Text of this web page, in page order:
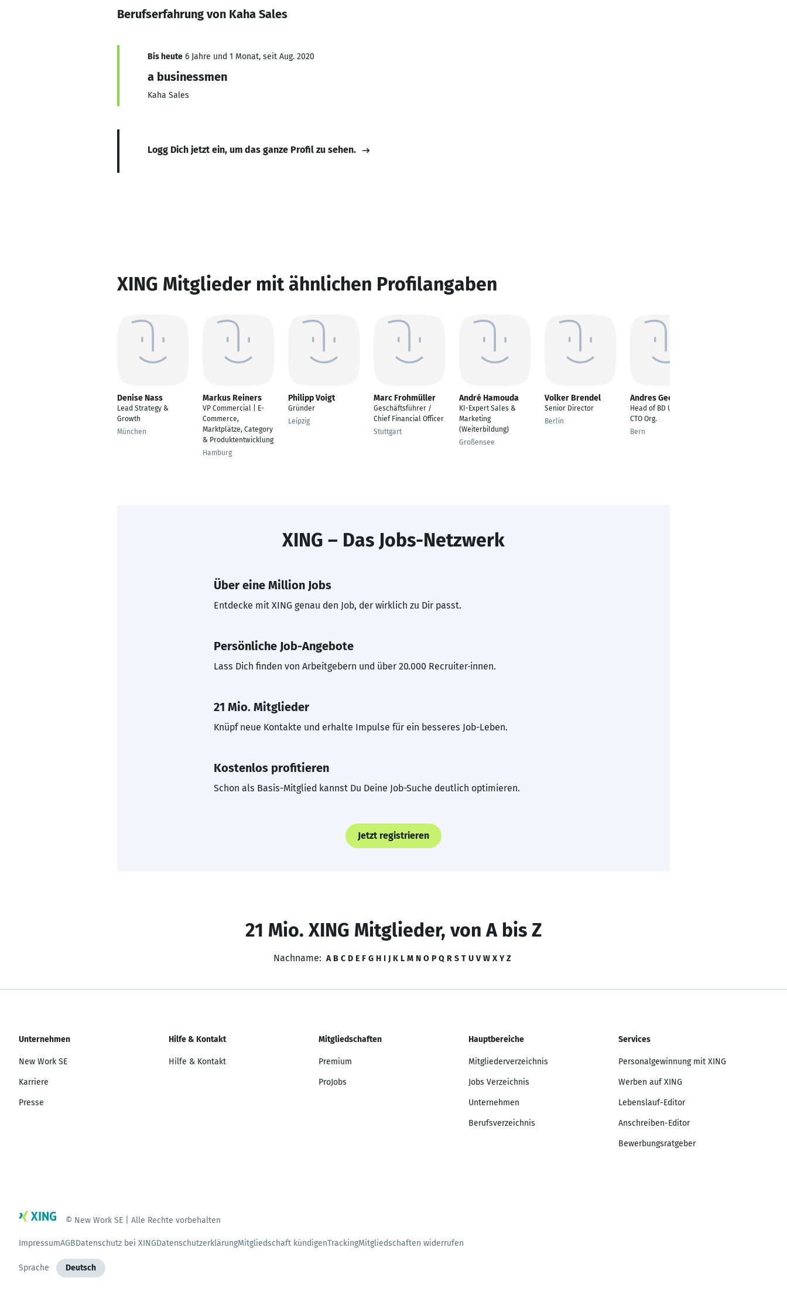
Berufserfahrung von Kaha Sales
Bis heute 6 Jahre und 1 Monat, seit Aug. 2020
a businessmen
Kaha Sales
Logg Dich jetzt ein, um das ganze Profil zu sehen.
XING Mitglieder mit ähnlichen Profilangaben
Denise Nass
Lead Strategy &
Growth
München
Markus Reiners
VP Commercial | E-
Commerce,
Marktplätze, Category
& Produktentwicklung
Hamburg
Philipp Voigt
Gründer
Leipzig
Marc Frohmüller
Geschäftsführer /
Chief Financial Officer
Stuttgart
André Hamouda
KI-Expert Sales &
Marketing
(Weiterbildung)
Großensee
Volker Brendel
Senior Director
Berlin
Andres Gees
Head of BD UCC/CC -
CTO Org.
Bern
XING – Das Jobs-Netzwerk
Über eine Million Jobs
Entdecke mit XING genau den Job, der wirklich zu Dir passt.
Persönliche Job-Angebote
Lass Dich finden von Arbeitgebern und über 20.000 Recruiter·innen.
21 Mio. Mitglieder
Knüpf neue Kontakte und erhalte Impulse für ein besseres Job-Leben.
Kostenlos profitieren
Schon als Basis-Mitglied kannst Du Deine Job-Suche deutlich optimieren.
Jetzt registrieren
21 Mio. XING Mitglieder, von A bis Z
Nachname: A B C D E F G H I J K L M N O P Q R S T U V W X Y Z
Unternehmen
New Work SE
Karriere
Presse
Hilfe & Kontakt
Hilfe & Kontakt
Mitgliedschaften
Premium
ProJobs
Hauptbereiche
Mitgliederverzeichnis
Jobs Verzeichnis
Unternehmen
Berufsverzeichnis
Services
Personalgewinnung mit XING
Werben auf XING
Lebenslauf-Editor
Anschreiben-Editor
Bewerbungsratgeber
© New Work SE | Alle Rechte vorbehalten
ImpressumAGBDatenschutz bei XINGDatenschutzerklärungMitgliedschaft kündigenTrackingMitgliedschaften widerrufen
Sprache Deutsch